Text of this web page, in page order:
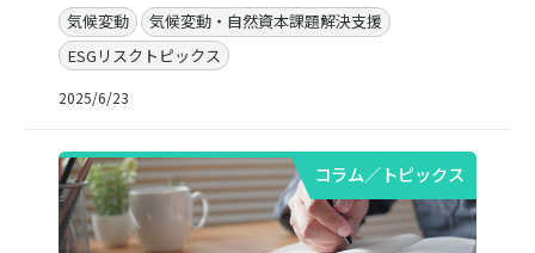
気候変動
気候変動・自然資本課題解決支援
ESGリスクトピックス
2025/6/23
コラム／トピックス